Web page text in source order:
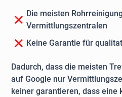
Die meisten
Vermittlungszentralen
Keine Garantie für
Dadurch, dass die meisten
auf Google nur
keiner garantieren, dass eine